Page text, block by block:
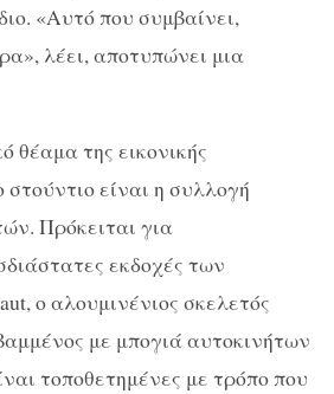
«Αυτό που συμβαίνει,
λέει, αποτυπώνει μια
θέαμα της εικονικής
είναι η συλλογή
Πρόκειται για
εκδοχές των
, ο αλουμινένιος σκελετός
με μπογιά αυτοκινήτων
τοποθετημένες με τρόπο που